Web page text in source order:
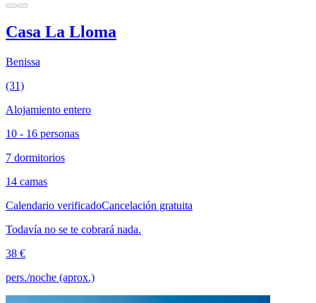
Casa La Lloma
Benissa
(31)
Alojamiento entero
10 - 16 personas
7 dormitorios
14 camas
Calendario verificadoCancelación gratuita
Todavía no se te cobrará nada.
38 €
pers./noche (aprox.)